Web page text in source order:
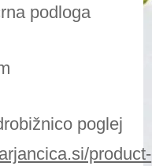
podloga
poglej
product-